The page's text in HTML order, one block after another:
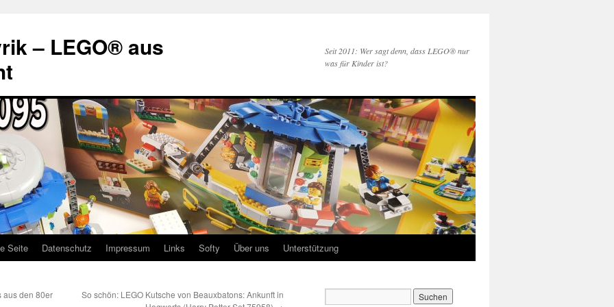
– LEGO® aus
Seit 2011: Wer sagt denn, dass LEGO® nur
was für Kinder ist?
Seite Datenschutz Impressum Links Softy Über uns Unterstützung
aus den 80er
So schön: LEGO Kutsche von Beauxbatons: Ankunft in